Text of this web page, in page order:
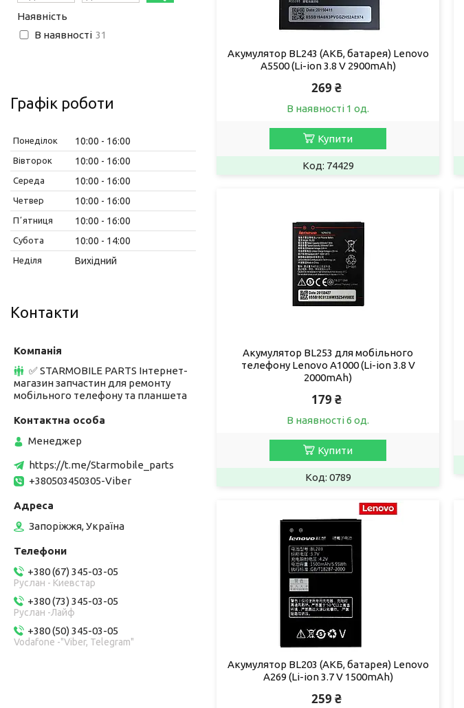
Акумулятор BL243 (АКБ, батарея) Lenovo
A5500 (Li-ion 3.8 V 2900mAh)
269 ₴
В наявності 1 од.
Купити
74429
Акумулятор BL253 для мобільного
телефону Lenovo A1000 (Li-ion 3.8 V
2000mAh)
179 ₴
В наявності 6 од.
Купити
0789
Акумулятор BL203 (АКБ, батарея) Lenovo
A269 (Li-ion 3.7 V 1500mAh)
259 ₴
Наявність
В наявності 31
Графік роботи
Понеділок 10:00 16:00
Вівторок 10:00 16:00
Середа 10:00 16:00
Четвер 10:00 16:00
Пʼятниця 10:00 16:00
Субота 10:00 14:00
Неділя Вихідний
Контакти
✅ STARMOBILE PARTS Інтернет-
магазин запчастин для ремонту
мобільного телефону та планшета
Менеджер
https://t.me/Starmobile_parts
+380503450305-Viber
Запоріжжя, Україна
+380 (67) 345-03-05
Руслан - Киевстар
+380 (73) 345-03-05
Руслан -Лайф
+380 (50) 345-03-05
Vodafone -"Viber, Telegram"